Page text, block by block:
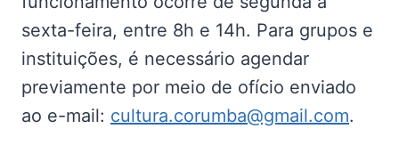
sexta-feira, entre 8h e 14h. Para grupos e
instituições, é necessário agendar
previamente por meio de ofício enviado
ao e-mail: cultura.corumba@gmail.com.